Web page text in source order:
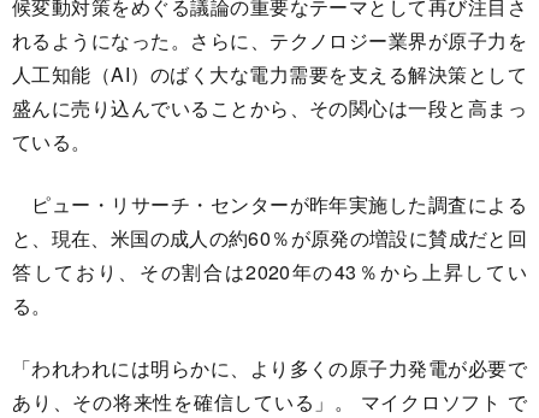
候変動対策をめぐる議論の重要なテーマとして再び注目さ
れるようになった。さらに、テクノロジー業界が原子力を
人工知能（AI）のばく大な電力需要を支える解決策として
盛んに売り込んでいることから、その関心は一段と高まっ
ている。
ピュー・リサーチ・センターが昨年実施した調査による
と、現在、米国の成人の約60％が原発の増設に賛成だと回
答しており、その割合は2020年の43％から上昇してい
る。
「われわれには明らかに、より多くの原子力発電が必要で
あり、その将来性を確信している」。 マイクロソフト で